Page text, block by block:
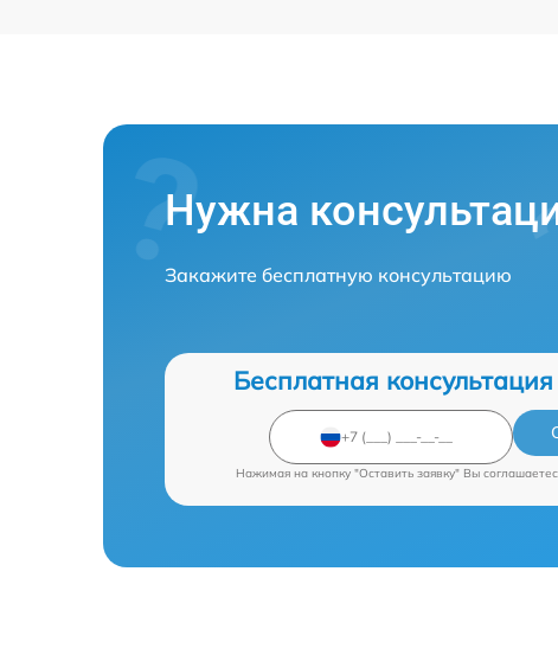
Нужна
Закажите бесплатную консультацию
Бесплатная
Нажимая на кнопку "Оставить заявку" Вы